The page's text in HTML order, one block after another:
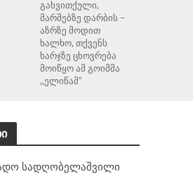
გახვითქული,
მარშებზე დარბის –
აზრზე მოდით
ხალხო, თქვენს
ხარჯზე ცხოვრება
მოიწყო ამ გოიმმა
,,ელიწამ”
სადღობელაშვილი